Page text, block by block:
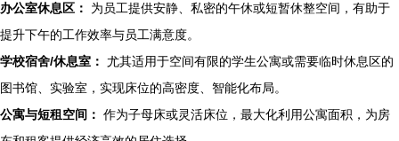
办公室休息区：
为员工提供安静、私密的午休或短暂休整空间，有助于
提升下午的工作效率与员工满意度。
学校宿舍/休息室： 尤其适用于空间有限的学生公寓或需要临时休息区的
图书馆、实验室，实现床位的高密度、智能化布局。
公寓与短租空间： 作为子母床或灵活床位，最大化利用公寓面积，为房